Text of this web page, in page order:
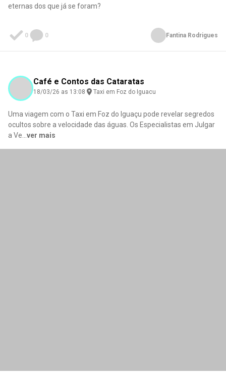
eternas dos que já se foram?
0 0 Fantina Rodrigues
Café e Contos das Cataratas
18/03/26 as 13:08 Taxi em Foz do Iguacu
Uma viagem com o Taxi em Foz do Iguaçu pode revelar segredos
ocultos sobre a velocidade das águas. Os Especialistas em Julgar
a Ve
ver mais